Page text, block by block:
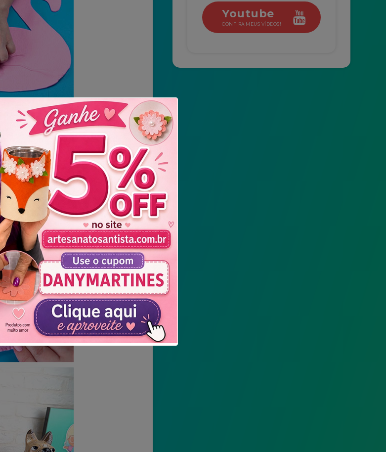
Youtube
CONFIRA MEUS VÍDEOS!
Não mostrar novamente